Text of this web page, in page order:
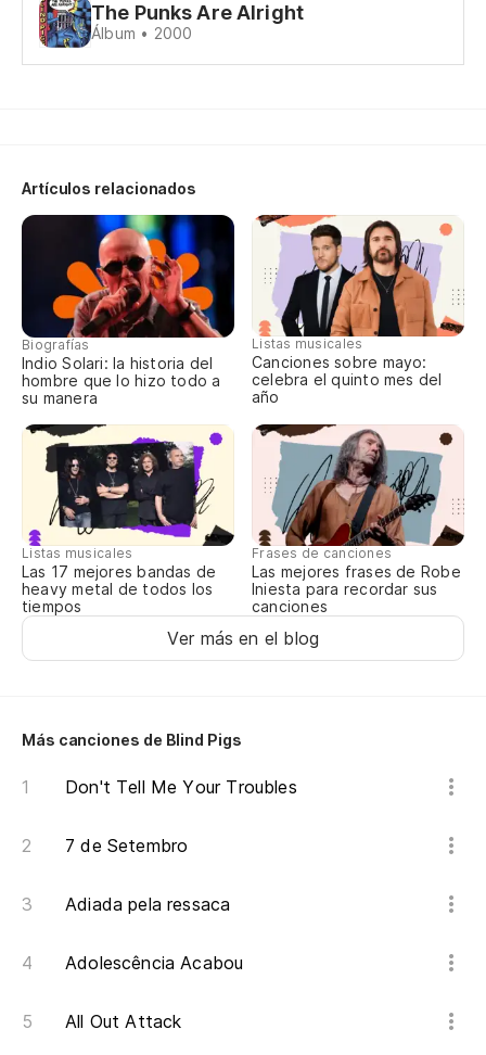
The Punks Are Alright
Álbum • 2000
Artículos relacionados
Biografías
Indio Solari: la historia del
hombre que lo hizo todo a
su manera
Listas musicales
Canciones sobre mayo:
celebra el quinto mes del
año
Listas musicales
Las 17 mejores bandas de
heavy metal de todos los
tiempos
Frases de canciones
Las mejores frases de Robe
Iniesta para recordar sus
canciones
Ver más en el blog
Más canciones de Blind Pigs
Don't Tell Me Your Troubles
7 de Setembro
Adiada pela ressaca
Adolescência Acabou
All Out Attack